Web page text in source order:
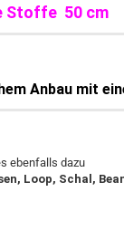
Stoffe 50 cm
Anbau mit
ebenfalls dazu
Loop, Schal,